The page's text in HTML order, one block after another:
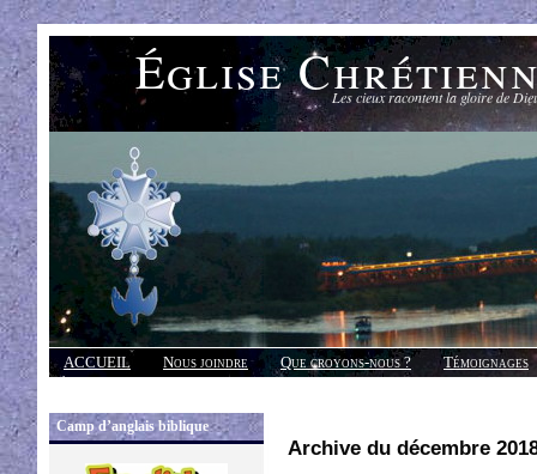
Église Les cieux racontent la gloire de
ACCUEIL Nous joindre Que croyons-nous ?
Témoignages
Réponses
Camp d’anglais biblique
Archive du décembre